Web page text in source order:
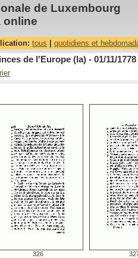
de Luxembourg
online
tous quotidiens et
de l'Europe (la) - 01/11/1778
326